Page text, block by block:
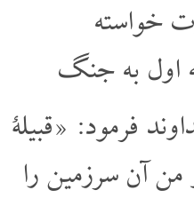
خواسته
اول به جنگ
فرمود: «قبیلۀ
من آن سرزمین را